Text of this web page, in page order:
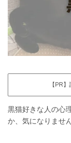
【PR
黒猫好きな人の心
か、気になりませ